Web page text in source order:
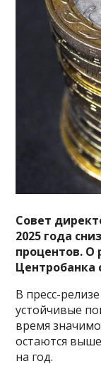
Совет
2025 года
процентов. О
Центробанка
В пресс-
устойчивые
время
остаются
на год.